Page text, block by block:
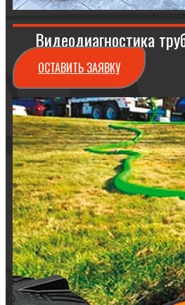
Видеодиагностика
ОСТАВИТЬ ЗАЯВКУ